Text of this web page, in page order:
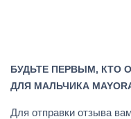
БУДЬТЕ ПЕРВЫМ, КТО
ДЛЯ МАЛЬЧИКА
Для отправки отзыва